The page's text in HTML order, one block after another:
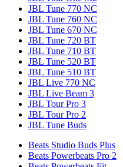
JBL Tune 770 NC
JBL Tune 760 NC
JBL Tune 670 NC
JBL Tune 720 BT
JBL Tune 710 BT
JBL Tune 520 BT
JBL Tune 510 BT
JBL Live 770 NC
JBL Live Beam 3
JBL Tour Pro 3
JBL Tour Pro 2
JBL Tune Buds
Beats Studio Buds Plus
Beats Powerbeats Pro 2